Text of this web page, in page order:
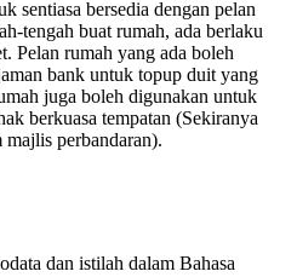
sentiasa bersedia dengan pelan
tengah buat rumah, ada berlaku
Pelan rumah yang ada boleh
bank untuk topup duit yang
juga boleh digunakan untuk
berkuasa tempatan (Sekiranya
majlis perbandaran).
dan istilah dalam Bahasa